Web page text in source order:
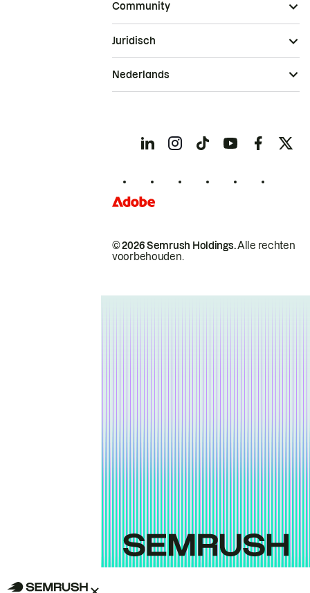
Community
© 2026 Semrush Holdings.Alle rechten
voorbehouden.
Juridisch
Nederlands